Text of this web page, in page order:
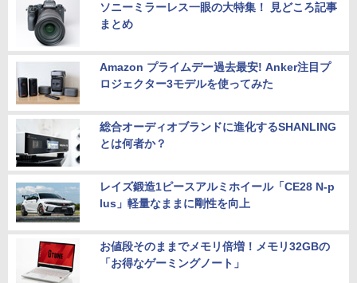
ソニーミラーレス一眼の大特集！ 見どころ記事
まとめ
Amazon プライムデー過去最安! Anker注目プ
ロジェクター3モデルを使ってみた
総合オーディオブランドに進化するSHANLING
とは何者か？
レイズ鍛造1ピースアルミホイール「CE28 N-p
lus」軽量なままに剛性を向上
お値段そのままでメモリ倍増！メモリ32GBの
「お得なゲーミングノート」